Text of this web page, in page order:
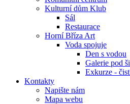
Kulturní dům Klub
Sál
Restaurace
Horní Bříza Art
Voda spojuje
Den s vodou
Galerie pod
Exkurze -
Kontakty
Napište nám
Mapa webu